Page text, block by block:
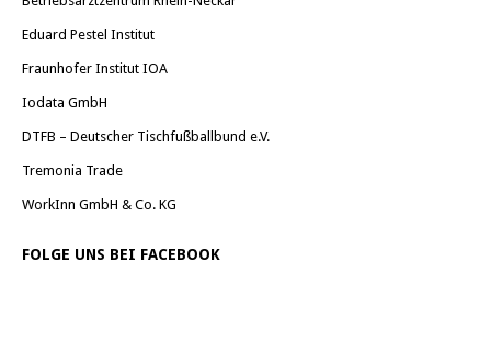
Eduard Pestel Institut
Fraunhofer Institut IOA
Iodata GmbH
DTFB – Deutscher Tischfußballbund e.V.
Tremonia Trade
WorkInn GmbH & Co. KG
FOLGE UNS BEI FACEBOOK